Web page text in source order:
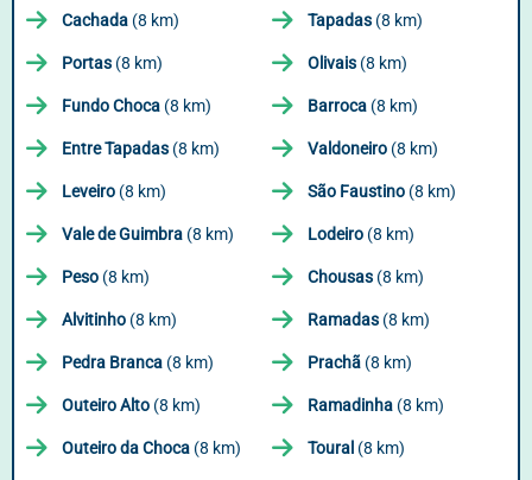
Cachada (8 km) Tapadas (8 km)
Portas (8 km) Olivais (8 km)
Fundo Choca (8 km) Barroca (8 km)
Entre Tapadas (8 km) Valdoneiro (8 km)
Leveiro (8 km) São Faustino (8 km)
Vale de Guimbra (8 km) Lodeiro (8 km)
Peso (8 km) Chousas (8 km)
Alvitinho (8 km) Ramadas (8 km)
Pedra Branca (8 km) Prachã (8 km)
Outeiro Alto (8 km) Ramadinha (8 km)
Outeiro da Choca (8 km) Toural (8 km)